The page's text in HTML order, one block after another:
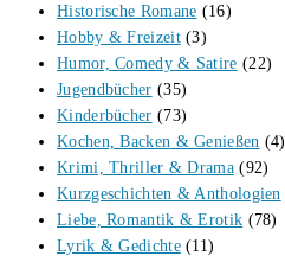
Historische Romane (16)
Hobby & Freizeit (3)
Humor, Comedy & Satire (22)
Jugendbücher (35)
Kinderbücher (73)
Kochen, Backen & Genießen (4)
Krimi, Thriller & Drama (92)
Kurzgeschichten & Anthologien
Liebe, Romantik & Erotik (78)
Lyrik & Gedichte (11)